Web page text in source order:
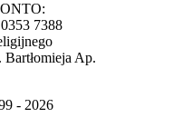
7388
Ap.
- 2026